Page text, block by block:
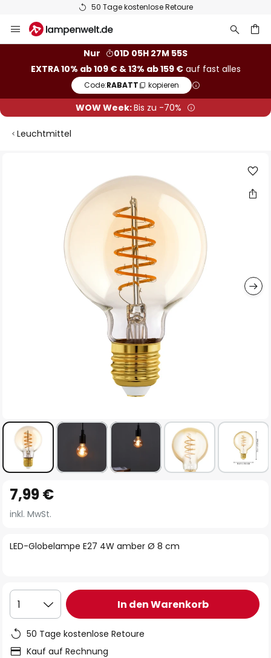
50 Tage kostenlose Retoure
Inhalt
Nur
01D 05H 27M 54S
EXTRA 10% ab 109 € & 13% ab 159 €auf fast alles
Code:RABATT kopieren
WOW Week:Bis zu -70%
Leuchtmittel
Anfang
der
springen
LED-Globelampe E27 4W amber Ø 8 cm
7,99 €
inkl. MwSt.
1 In den Warenkorb
50 Tage kostenlose Retoure
Kauf auf Rechnung